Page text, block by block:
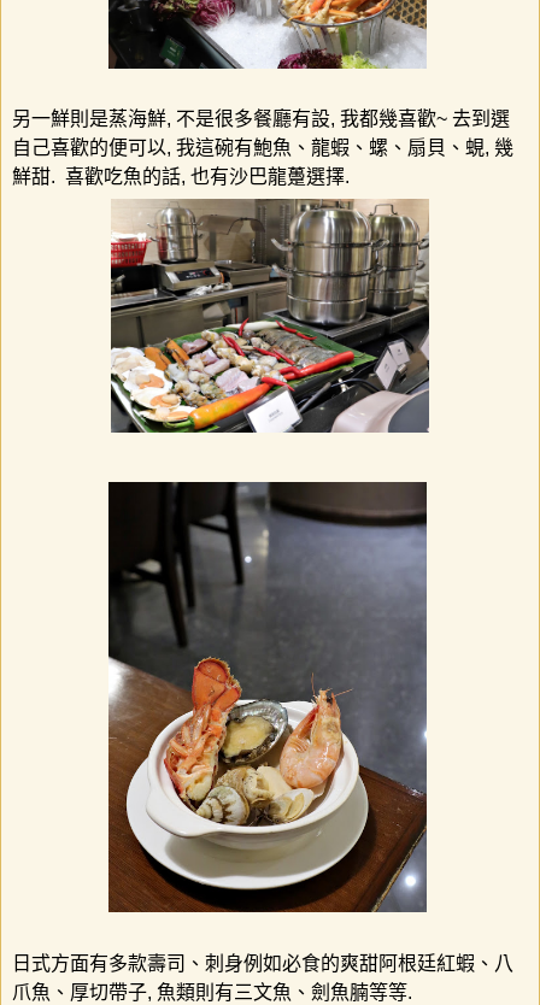
另一鮮則是蒸海鮮, 不是很多餐廳有設, 我都幾喜歡~ 去到選
自己喜歡的便可以, 我這碗有鮑魚、龍蝦、螺、扇貝、蜆, 幾
鮮甜. 喜歡吃魚的話, 也有沙巴龍躉選擇.
日式方面有多款壽司、刺身例如必食的爽甜阿根廷紅蝦、八
爪魚、厚切帶子, 魚類則有三文魚、劍魚腩等等.